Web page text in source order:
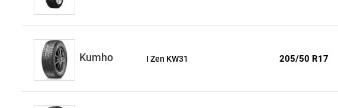
Kumho I Zen KW31 205/50 R17